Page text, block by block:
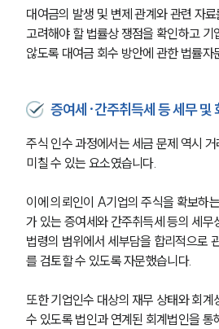
대여금의 발생 및 변제 관계와 관련 자
고려해야 할 법률상 쟁점을 확인하고 기
않도록 대여금 회수 방안에 관한 법률자
증여세·간주취득세 등 세무 및
주식 인수 과정에서는 세금 문제 역시
미칠 수 있는 요소였습니다.
이에 의뢰인이 A기업의 주식을 확보하
가 있는 증여세와 간주취득세 등의 세무
법령의 범위에서 세부담을 합리적으로
를 검토할 수 있도록 자문했습니다.
또한 기업인수 대상의 재무 상태와 회
수 있도록 법인과 연계된 회계법인을 통